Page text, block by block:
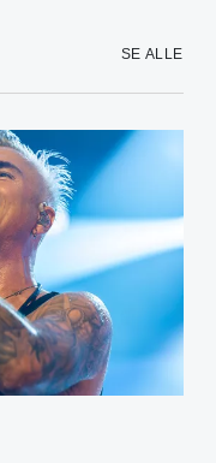
SE ALLE